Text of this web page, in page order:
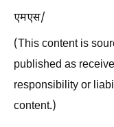
एमएस/
(This content is
published as
responsibility or
content.)